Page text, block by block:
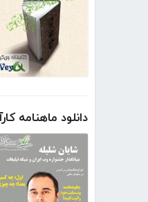
دانلود ماهنامه